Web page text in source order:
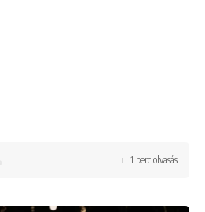
1 perc olvasás